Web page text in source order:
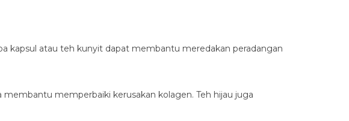
kapsul atau teh kunyit dapat membantu meredakan peradangan
membantu memperbaiki kerusakan kolagen. Teh hijau juga